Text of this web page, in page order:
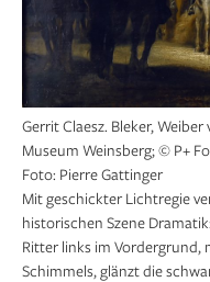
Gerrit Claesz. Bleker,
Museum Weinsberg; © P+
Foto: Pierre Gattinger
Mit geschickter Lichtregie
historischen Szene
Ritter links im Vordergrund,
Schimmels, glänzt die